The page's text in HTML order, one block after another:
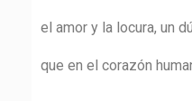
el amor y la locura, un
que en el corazón